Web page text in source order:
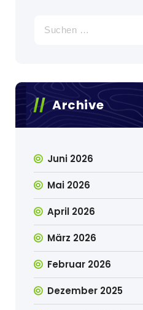
nach:
Archive
Juni 2026
Mai 2026
April 2026
März 2026
Februar 2026
Dezember 2025